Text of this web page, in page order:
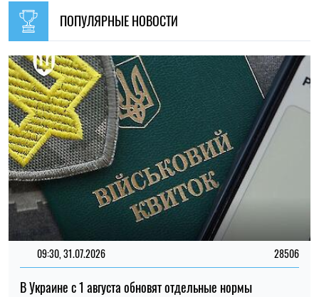
09:30, 31.07.2026
В Украине с 1 августа обновят отдельные нормы
мобилизации: что изменится для граждан
Ирина Де Люсто